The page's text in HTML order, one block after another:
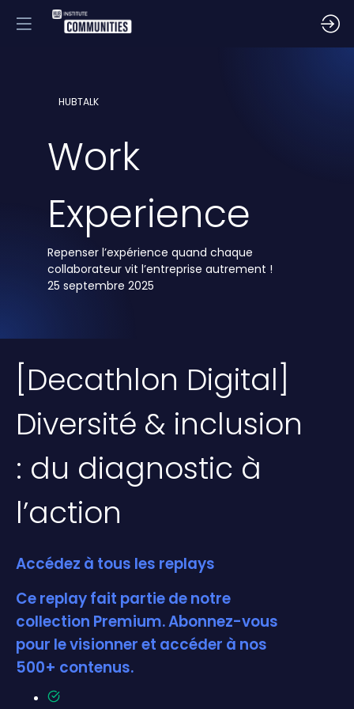
HUBTALK
Work
Experience
Repenser l’expérience quand chaque
collaborateur vit l’entreprise autrement !
25 septembre 2025
[Decathlon Digital]
Diversité & inclusion
: du diagnostic à
l’action
Accédez à tous les replays
Ce replay fait partie de notre
collection Premium. Abonnez-vous
pour le visionner et accéder à nos
500+ contenus.